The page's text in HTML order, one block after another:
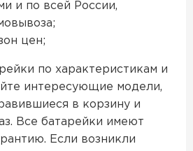
и по всей России,
цен;
по характеристикам и
интересующие модели,
в корзину и
Все батарейки имеют
Если возникли